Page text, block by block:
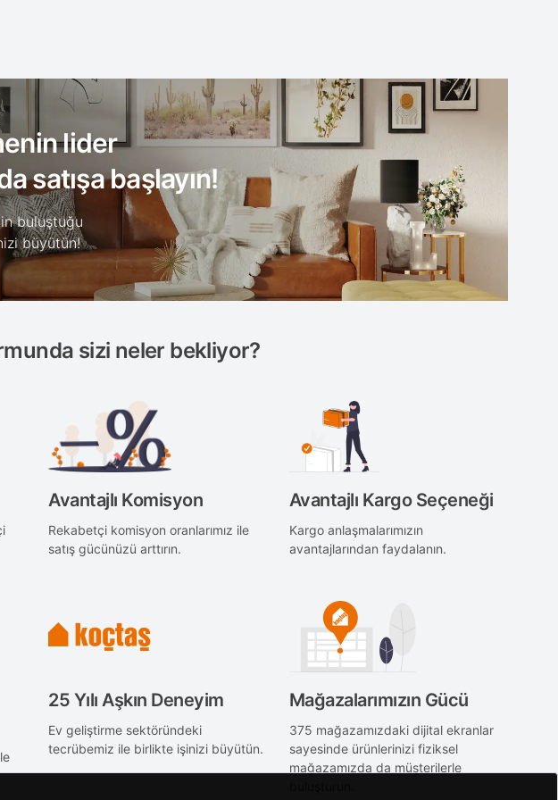
lider
satışa başlayın!
buluştuğu
büyütün!
sizi neler bekliyor?
Avantajlı Komisyon
Rekabetçi komisyon oranlarımız ile
satış gücünüzü arttırın.
Avantajlı Kargo Seçeneği
Kargo anlaşmalarımızın
avantajlarından faydalanın.
25 Yılı Aşkın Deneyim
Ev geliştirme sektöründeki
tecrübemiz ile birlikte işinizi büyütün.
Mağazalarımızın Gücü
375 mağazamızdaki dijital ekranlar
sayesinde ürünlerinizi fiziksel
mağazamızda da müşterilerle